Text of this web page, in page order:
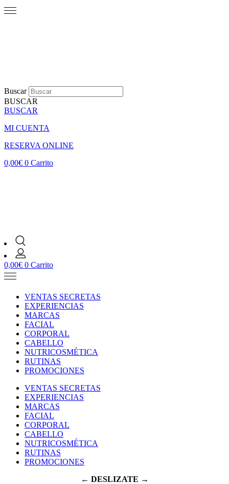
Buscar
BUSCAR
BUSCAR
MI CUENTA
RESERVA ONLINE
0,00€ 0 Carrito
0,00€ 0 Carrito
VENTAS SECRETAS
EXPERIENCIAS
MARCAS
FACIAL
CORPORAL
CABELLO
NUTRICOSMÉTICA
RUTINAS
PROMOCIONES
VENTAS SECRETAS
EXPERIENCIAS
MARCAS
FACIAL
CORPORAL
CABELLO
NUTRICOSMÉTICA
RUTINAS
PROMOCIONES
← DESLIZATE →